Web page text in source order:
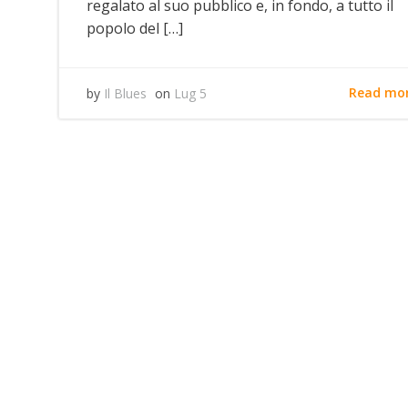
regalato al suo pubblico e, in fondo, a tutto il
popolo del […]
by Il Blues on Lug 5 Read